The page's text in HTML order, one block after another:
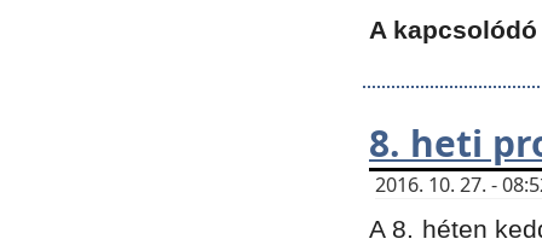
A
8. heti
2016. 10. 27. -
A 8. héten